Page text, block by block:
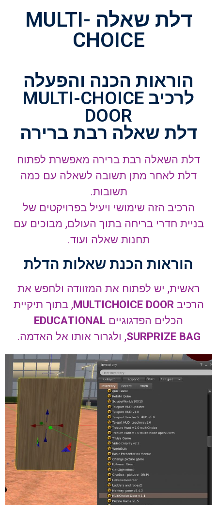
דלת שאלה MULTI-
CHOICE
הוראות הכנה והפעלה
לרכיב MULTI-CHOICE
DOOR
דלת שאלה רבת ברירה
דלת השאלה רבת ברירה מאפשרת לפתוח
דלת לאחר מתן תשובה לשאלה עם כמה
תשובות.
הרכיב הזה שימושי ויעיל בפרויקטים של
בניית חדרי בריחה בתוך העולם, מבוכים עם
תחנות שאלה ועוד.
הוראות הכנת שאלות הדלת
ראשית, יש לפתוח את המזוודה ולחפש את
הרכיב MULTICHOICE DOOR, בתוך תיקיית
הכלים הפדגוגיים EDUCATIONAL
SURPRIZE BAG, ולגרור אותו אל האדמה.